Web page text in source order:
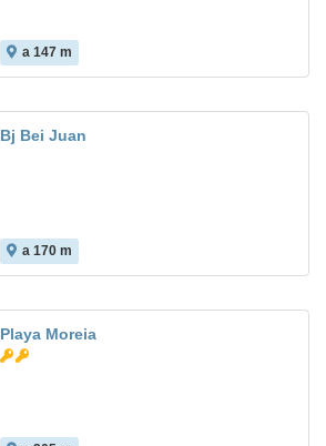
a 147 m
Bj Bei Juan
a 170 m
Playa Moreia